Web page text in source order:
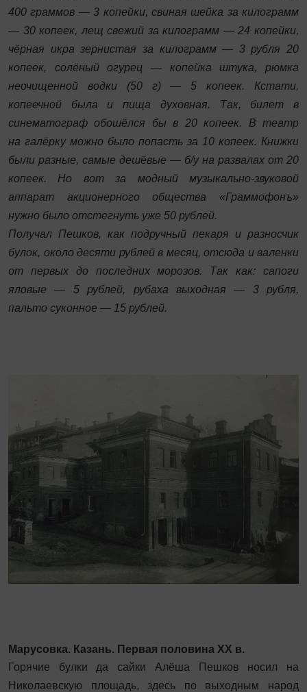
400 граммов — 3 копейки, свиная шейка за килограмм
— 30 копеек, лещ свежий за килограмм — 24 копейки,
чёрная икра зернистая за килограмм — 3 рубля 20
копеек, солёный огурец — копейка штука, рюмка
неочищенной водки (50 г) — 5 копеек. Кстати,
копеечной была и пища духовная. Так, билет в
синематограф обошёлся бы в 20 копеек. В театр
на галёрку можно было попасть за 10 копеек. Книжки
были разные, самые дешёвые — б/у на развалах от 20
копеек. Но вот за модный музыкально-звуковой
аппарат акционерного общества «Граммофонъ»
нужно было отстегнуть уже 50 рублей.
Получал Пешков, как подручный пекаря и разносчик
булок, около десяти рублей в месяц, отсюда и валенки
от первых до последних морозов. Так как: сапоги
яловые — 5 рублей, рубаха выходная — 3 рубля,
пальто суконное — 15 рублей.
Марусовка. Казань. Первая половина ХХ в.
Горячие булки да сайки Алёша Пешков носил на
Николаевскую площадь, здесь по выходным народ